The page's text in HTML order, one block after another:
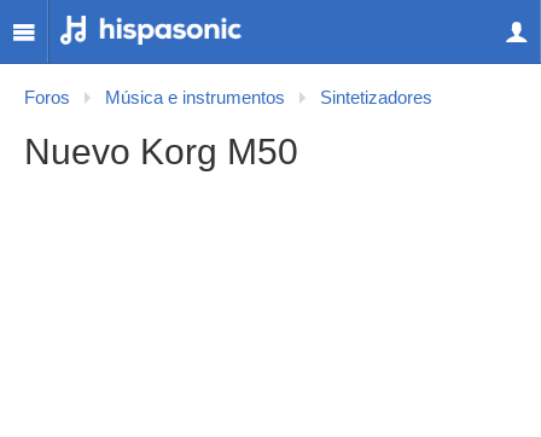
Foros Música e instrumentos Sintetizadores
Nuevo Korg M50